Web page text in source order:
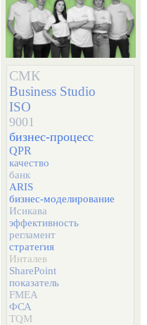
СМК
Business Studio
ISO
9001
бизнес-процесс
QPR
качество
банк
ARIS
бизнес-моделирование
Исикава
эффективность
регламент
стратегия
Инталев
SharePoint
показатель
FMEA
ФСА
TQM